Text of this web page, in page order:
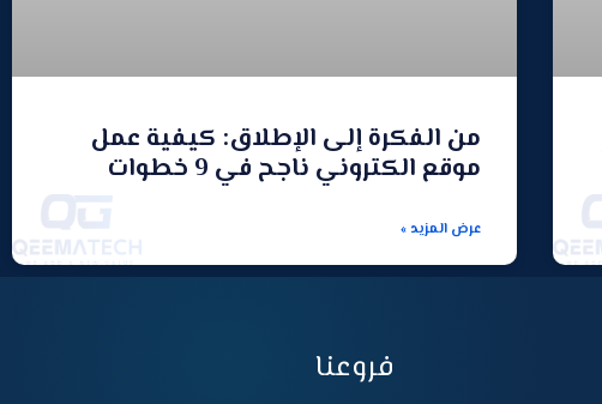
من الفكرة إلى الإطلاق: كيفية عمل
موقع الكتروني ناجح في 9 خطوات
عرض المزيد »
فروعنا